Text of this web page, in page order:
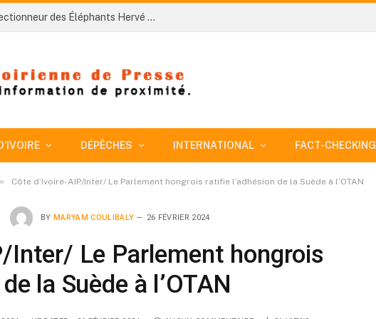
Côte d’Ivoire-AIP/ Le nouveau sélectionneur des Éléphants Hervé Renard veut bâtir une équipe plus disciplinée pour conquérir la CAN 2027
DÉPÊCHES INTERNATIONAL FACT-CHECKING
» Côte d’Ivoire-AIP/Inter/ Le Parlement hongrois ratifie l’adhésion de la Suède à l’OTAN
BY MARYAM COULIBALY 26 FÉVRIER 2024
Inter/ Le Parlement hongrois
la Suède à l’OTAN